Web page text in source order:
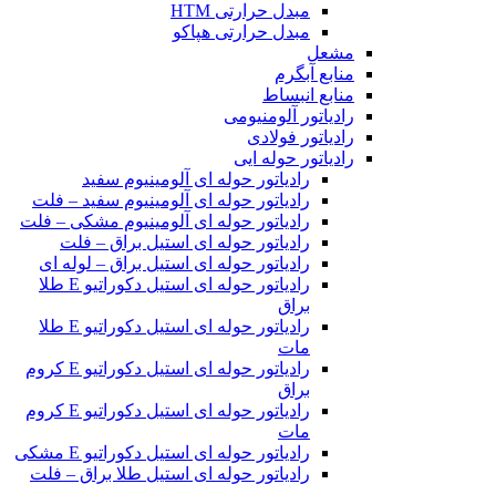
مبدل حرارتی HTM‎
مبدل حرارتی هپاکو
مشعل
منابع آبگرم
منابع انبساط
رادیاتور آلومنیومی
رادیاتور فولادی
رادیاتور حوله ایی
رادیاتور حوله ای آلومینیوم سفید
رادیاتور حوله ای آلومینیوم سفید – فلت
رادیاتور حوله ای آلومینیوم مشکی – فلت
رادیاتور حوله ای استیل براق – فلت
رادیاتور حوله ای استیل براق – لوله ای
رادیاتور حوله ای استیل دکوراتیو E طلا
براق
رادیاتور حوله ای استیل دکوراتیو E طلا
مات
رادیاتور حوله ای استیل دکوراتیو E کروم
براق
رادیاتور حوله ای استیل دکوراتیو E کروم
مات
رادیاتور حوله ای استیل دکوراتیو E مشکی
رادیاتور حوله ای استیل طلا براق – فلت